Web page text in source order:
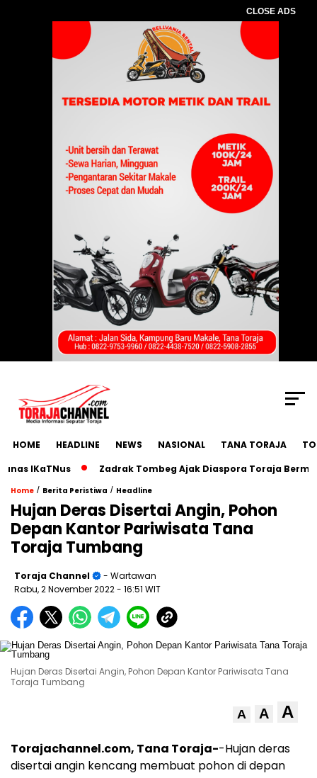
CLOSE ADS
HOME HEADLINE NEWS NASIONAL TANA TORAJA
IKaTNus
Zadrak Tombeg Ajak Diaspora Toraja Bermimpi
Home / Berita Peristiwa / Headline
Hujan Deras Disertai Angin, Pohon
Depan Kantor Pariwisata Tana
Toraja Tumbang
Toraja Channel
- Wartawan
Rabu, 2 November 2022- 16:51 WIT
Hujan Deras Disertai Angin, Pohon Depan Kantor Pariwisata Tana
Toraja Tumbang
A A A
Torajachannel.com, Tana Toraja--Hujan deras
disertai angin kencang membuat pohon di depan